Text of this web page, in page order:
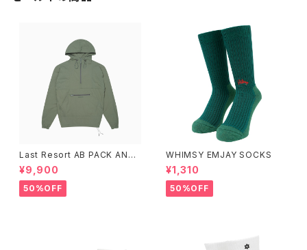
Last Resort AB PACK ANO
RAK SAGE
¥9,900
50%OFF
WHIMSY EMJAY SOCKS
¥1,310
50%OFF